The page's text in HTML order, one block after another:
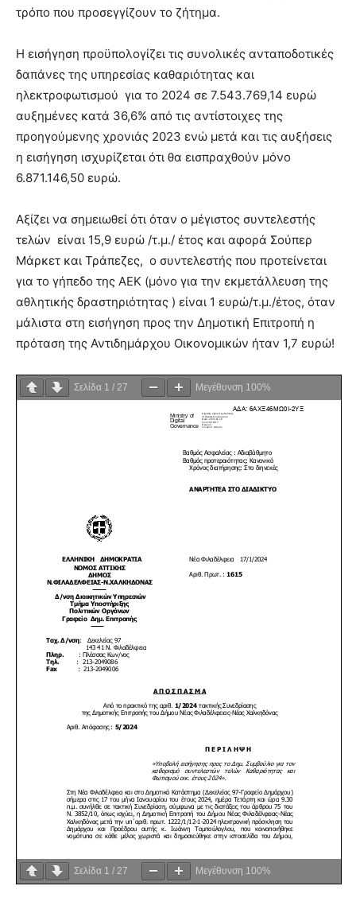
τρόπο που προσεγγίζουν το ζήτημα.
Η εισήγηση προϋπολογίζει τις συνολικές ανταποδοτικές
δαπάνες της υπηρεσίας καθαριότητας και
ηλεκτροφωτισμού για το 2024 σε 7.543.769,14 ευρώ
αυξημένες κατά 36,6% από τις αντίστοιχες της
προηγούμενης χρονιάς 2023 ενώ μετά και τις αυξήσεις
η εισήγηση ισχυρίζεται ότι θα εισπραχθούν μόνο
6.871.146,50 ευρώ.
Αξίζει να σημειωθεί ότι όταν ο μέγιστος συντελεστής
τελών είναι 15,9 ευρώ /τ.μ./ έτος και αφορά Σούπερ
Μάρκετ και Τράπεζες, ο συντελεστής που προτείνεται
για το γήπεδο της ΑΕΚ (μόνο για την εκμετάλλευση της
αθλητικής δραστηριότητας ) είναι 1 ευρώ/τ.μ./έτος, όταν
μάλιστα στη εισήγηση προς την Δημοτική Επιτροπή η
πρόταση της Αντιδημάρχου Οικονομικών ήταν 1,7 ευρώ!
Σελίδα 1 / 27 Μεγέθυνση 100%
Σελίδα 1 / 27 Μεγέθυνση 100%